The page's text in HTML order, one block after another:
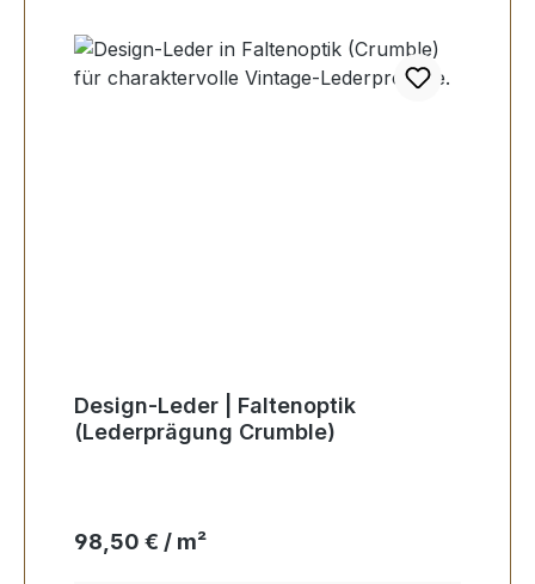
Design-Leder | Faltenoptik
(Lederprägung Crumble)
Regulärer Preis:
98,50 € / m²